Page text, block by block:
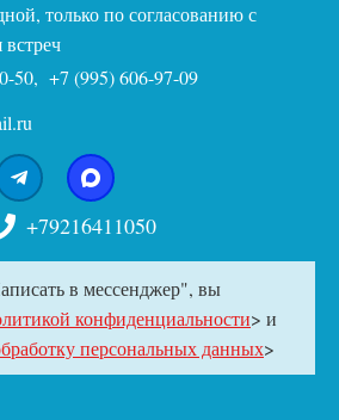
только по согласованию с
50, +7 (995) 606-97-09
+79216411050
в мессенджер", вы
конфиденциальности> и
персональных данных>